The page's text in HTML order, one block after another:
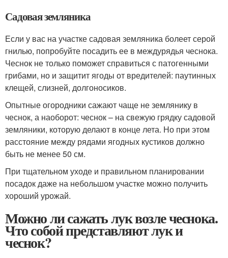
Садовая земляника
Если у вас на участке садовая земляника болеет серой
гнилью, попробуйте посадить ее в междурядья чеснока.
Чеснок не только поможет справиться с патогенными
грибами, но и защитит ягоды от вредителей: паутинных
клещей, слизней, долгоносиков.
Опытные огородники сажают чаще не землянику в
чеснок, а наоборот: чеснок – на свежую грядку садовой
земляники, которую делают в конце лета. Но при этом
расстояние между рядами ягодных кустиков должно
быть не менее 50 см.
При тщательном уходе и правильном планировании
посадок даже на небольшом участке можно получить
хороший урожай.
Можно ли сажать лук возле чеснока.
Что собой представляют лук и
чеснок?